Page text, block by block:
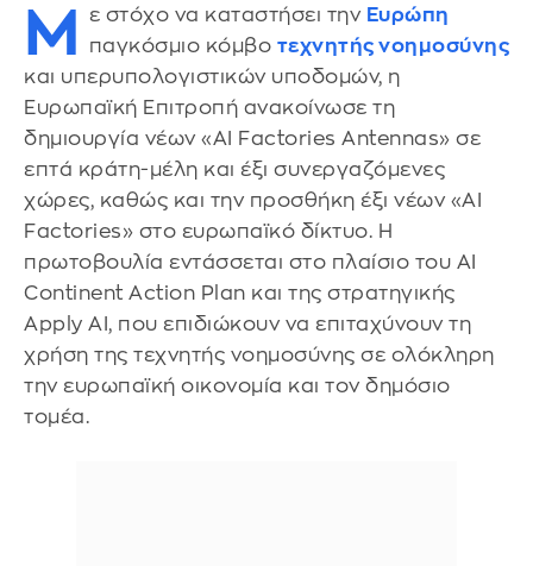
Μ ε στόχο να καταστήσει την Ευρώπη
παγκόσμιο κόμβο τεχνητής νοημοσύνης
και υπερυπολογιστικών υποδομών, η
Ευρωπαϊκή Επιτροπή ανακοίνωσε τη
δημιουργία νέων «AI Factories Antennas» σε
επτά κράτη-μέλη και έξι συνεργαζόμενες
χώρες, καθώς και την προσθήκη έξι νέων «AI
Factories» στο ευρωπαϊκό δίκτυο. Η
πρωτοβουλία εντάσσεται στο πλαίσιο του AI
Continent Action Plan και της στρατηγικής
Apply AI, που επιδιώκουν να επιταχύνουν τη
χρήση της τεχνητής νοημοσύνης σε ολόκληρη
την ευρωπαϊκή οικονομία και τον δημόσιο
τομέα.